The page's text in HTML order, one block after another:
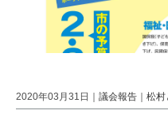
2020年03月31日｜ 議会報告 松村